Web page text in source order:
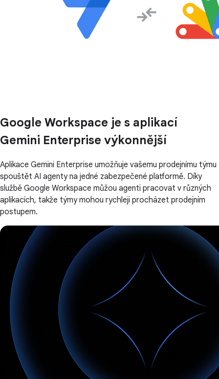
Google Workspace je s aplikací
Gemini Enterprise výkonnější
Aplikace Gemini Enterprise umožňuje vašemu prodejnímu týmu
spouštět AI agenty na jedné zabezpečené platformě. Díky
službě Google Workspace můžou agenti pracovat v různých
aplikacích, takže týmy mohou rychleji procházet prodejním
postupem.